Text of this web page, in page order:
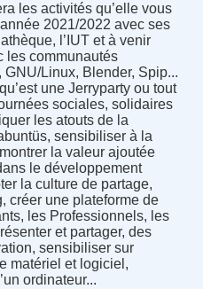
les activités qu’elle vous
2021/2022 avec ses
l’IUT et à venir
les communautés
Linux, Blender, Spip...
une Jerryparty ou tout
sociales, solidaires
les atouts de la
sensibiliser à la
la valeur ajoutée
le développement
la culture de partage,
créer une plateforme de
les Professionnels, les
et partager, des
sensibiliser sur
matériel et logiciel,
ordinateur...